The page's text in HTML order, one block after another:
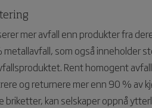
mer avfall enn produkter fra
som også inneholder
Rent homogent
og returnere mer enn 90 % av
briketter, kan selskaper oppnå